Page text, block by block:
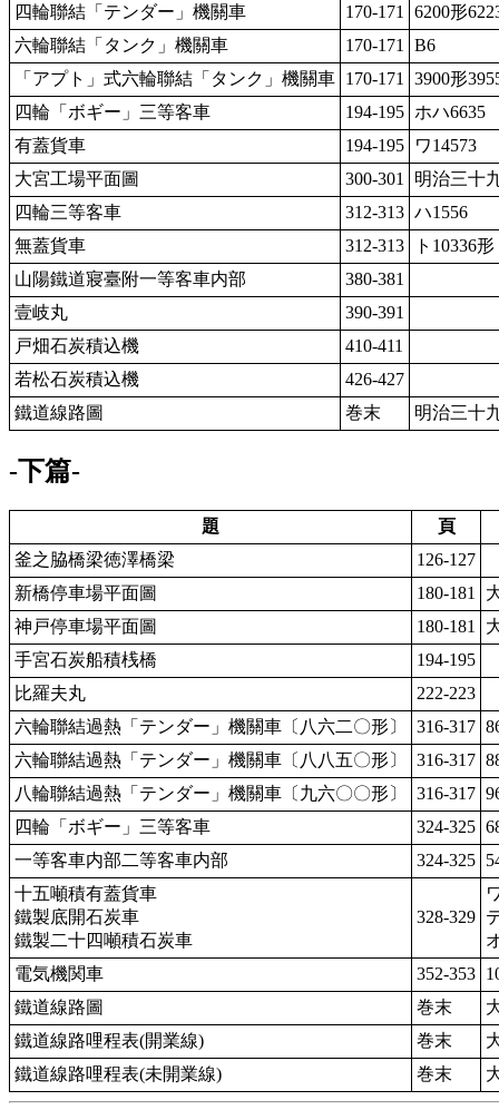
四輪聯結「テンダー」機關車
170-171
6200形
六輪聯結「タンク」機關車
170-171
B6
「アプト」式六輪聯結「タンク」機關車 170-171
3900形
四輪「ボギー」三等客車
194-195 ホハ6635
有蓋貨車
194-195
ワ14573
大宮工場平面圖
300-301
明治三十
四輪三等客車
312-313 ハ1556
無蓋貨車
312-313
ト10336
山陽鐵道寢臺附一等客車内部
380-381
壹岐丸
390-391
戸畑石炭積込機
410-411
若松石炭積込機
426-427
鐵道線路圖
巻末 明治三十
-下篇-
題
頁
釜之脇橋梁徳澤橋梁
126-127
新橋停車場平面圖
180-181
神戸停車場平面圖
180-181
手宮石炭船積桟橋
194-195
比羅夫丸
222-223
六輪聯結過熱「テンダー」機關車〔八六二〇形〕
316-317
六輪聯結過熱「テンダー」機關車〔八八五〇形〕
316-317
八輪聯結過熱「テンダー」機關車〔九六〇〇形〕
316-317
四輪「ボギー」三等客車
324-325
一等客車内部二等客車内部
324-325
十五噸積有蓋貨車
鐵製底開石炭車
鐵製二十四噸積石炭車
328-329
電気機関車
352-353
鐵道線路圖
巻末
鐵道線路哩程表(開業線)
巻末
鐵道線路哩程表(未開業線)
巻末